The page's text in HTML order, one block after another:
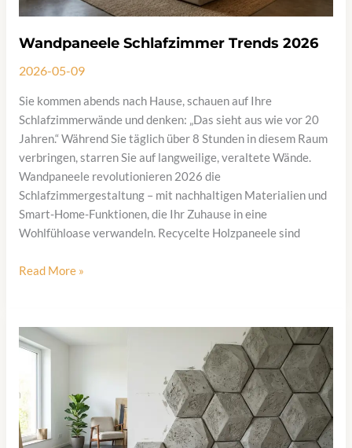
Wandpaneele Schlafzimmer Trends 2026
2026-05-09
Sie kommen abends nach Hause, schauen auf Ihre
Schlafzimmerwände und denken: „Das sieht aus wie vor 20
Jahren.“ Während Sie täglich über 8 Stunden in diesem Raum
verbringen, starren Sie auf langweilige, veraltete Wände.
Wandpaneele revolutionieren 2026 die
Schlafzimmergestaltung – mit nachhaltigen Materialien und
Smart-Home-Funktionen, die Ihr Zuhause in eine
Wohlfühloase verwandeln. Recycelte Holzpaneele sind
Wandpaneele
2026
Read More »